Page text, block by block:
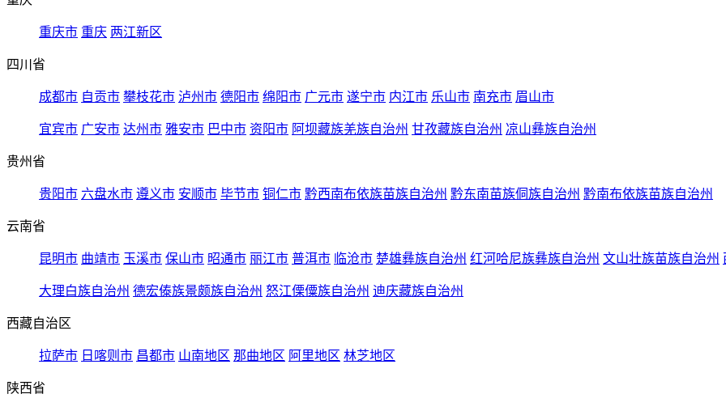
重庆市 重庆 两江新区
四川省
成都市 自贡市 攀枝花市 泸州市 德阳市 绵阳市 广元市 遂宁市 内江市 乐山市 南充市 眉山市
宜宾市 广安市 达州市 雅安市 巴中市 资阳市 阿坝藏族羌族自治州 甘孜藏族自治州 凉山彝族自治州
贵州省
贵阳市 六盘水市 遵义市 安顺市 毕节市 铜仁市 黔西南布依族苗族自治州 黔东南苗族侗族自治州 黔南布依族苗族自治州
云南省
昆明市 曲靖市 玉溪市 保山市 昭通市 丽江市 普洱市 临沧市 楚雄彝族自治州 红河哈尼族彝族自治州 文山壮族苗族自治州
大理白族自治州 德宏傣族景颇族自治州 怒江傈僳族自治州 迪庆藏族自治州
西藏自治区
拉萨市 日喀则市 昌都市 山南地区 那曲地区 阿里地区 林芝地区
陕西省